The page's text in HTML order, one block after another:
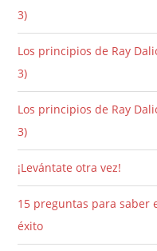
3)
Los principios de Ray
3)
Los principios de Ray
3)
¡Levántate otra vez!
15 preguntas para saber
éxito